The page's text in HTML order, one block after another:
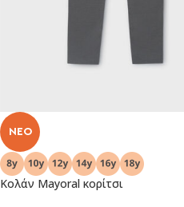
NEO
Κολάν Mayoral κορίτσι